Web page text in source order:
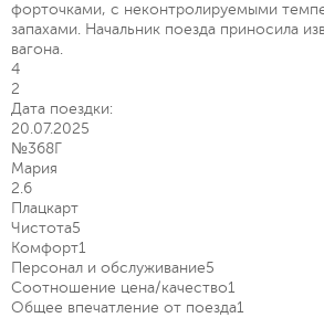
форточками, с неконтролируемыми
запахами. Начальник поезда приносила
вагона.
4
2
Дата поездки:
20.07.2025
№368Г
Мария
2.6
Плацкарт
Чистота5
Комфорт1
Персонал и обслуживание5
Соотношение цена/качество1
Общее впечатление от поезда1